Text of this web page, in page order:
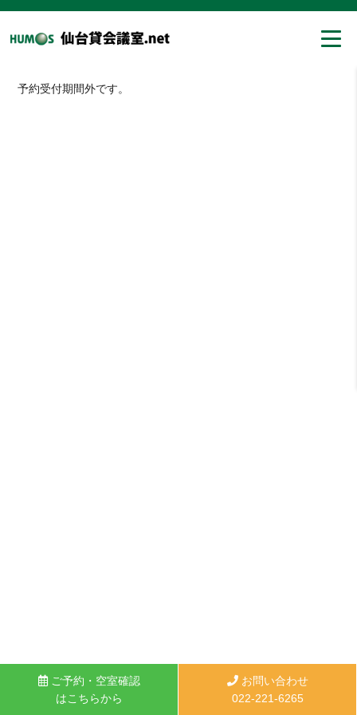
ご予約・空室確認
はこちらから
お問い合わせ
022-221-6265
予約受付期間外です。